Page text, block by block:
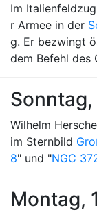
Im
r Armee in der
g. Er bezwingt
dem Befehl des
Wilhelm
im Sternbild
8" und "NGC
Montag,